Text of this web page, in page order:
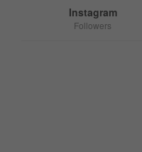
Instagram
Followers